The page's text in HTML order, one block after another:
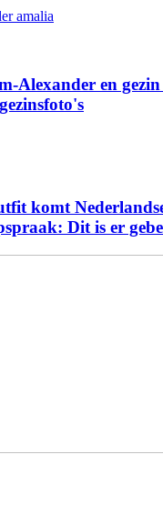
Alexander en
komt
Dit is er